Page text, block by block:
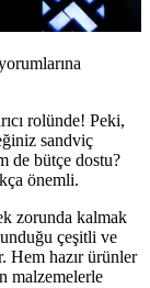
rolünde! Peki,
sandviç
de bütçe dostu?
önemli.
zorunda kalmak
çeşitli ve
Hem hazır ürünler
malzemelerle